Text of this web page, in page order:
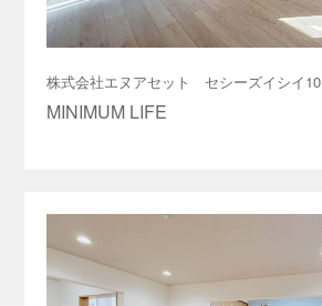
株式会社エヌアセット セシーズイシイ10
MINIMUM LIFE